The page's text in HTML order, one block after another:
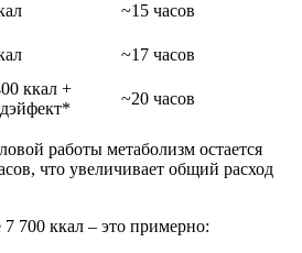
~15 часов
~17 часов
ккал +
~20 часов
работы метаболизм остается
что увеличивает общий расход
700 ккал – это примерно: